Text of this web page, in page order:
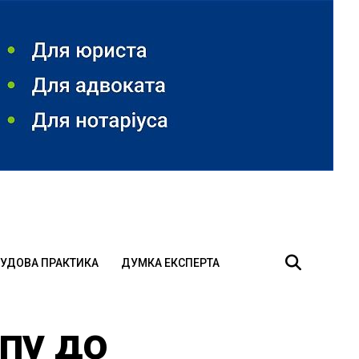
ПРАКТИКА ДУМКА ЕКСПЕРТА
до